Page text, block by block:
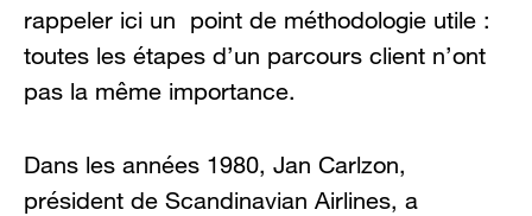
rappeler ici un point de méthodologie utile :
toutes les étapes d’un parcours client n’ont
pas la même importance.
Dans les années 1980, Jan Carlzon,
président de Scandinavian Airlines, a